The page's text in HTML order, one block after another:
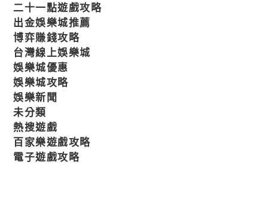
二十一點遊戲攻略
出金娛樂城推薦
博弈賺錢攻略
台灣線上娛樂城
娛樂城優惠
娛樂城攻略
娛樂新聞
未分類
熱搜遊戲
百家樂遊戲攻略
電子遊戲攻略